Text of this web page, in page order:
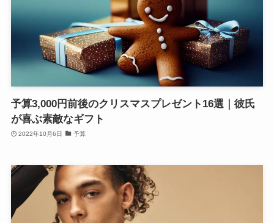
予算3,000円前後のクリスマスプレゼント16選｜彼氏
が喜ぶ素敵なギフト
2022年10月6日 予算